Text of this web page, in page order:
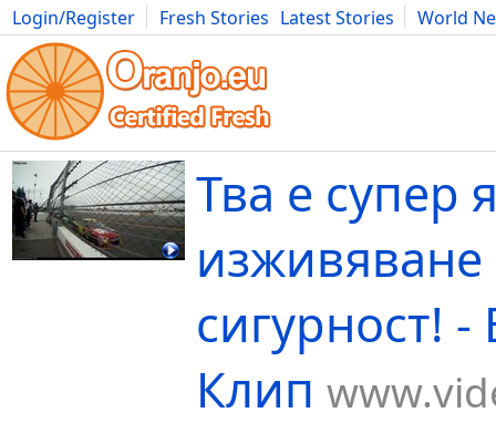
Login/Register Fresh Stories Latest Stories
World
Movies Anime Music Art Cars Advice Science
Тва е супер
изживяване
сигурност!
Клип